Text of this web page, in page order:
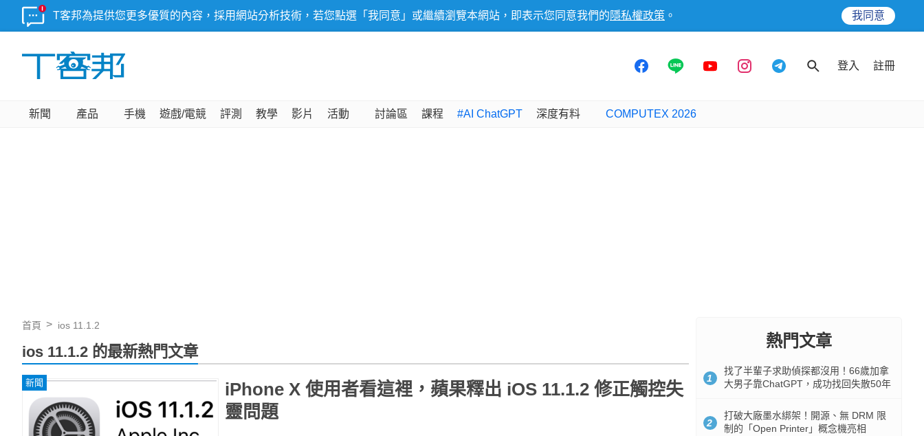
T客邦為提供您更多優質的內容，採用網站分析技術，若您點選「我同意」或繼續瀏覽本網站，即表示您同意我們的 隱私權政策 。 我同意
登入 註冊
新聞 產品 手機 遊戲/電競 評測 教學 影片 活動 討論區 課程 #AI ChatGPT 深度有料 COMPUTEX 2026
首頁 ios 11.1.2
ios 11.1.2 的最新熱門文章
新聞
iPhone X 使用者看這裡，蘋果釋出 iOS 11.1.2 修正觸控失
靈問題
熱門文章
1
找了半輩子求助偵探都沒用！66歲加拿
大男子靠ChatGPT，成功找回失散50年
2
打破大廠墨水綁架！開源、無 DRM 限
制的「Open Printer」概念機亮相